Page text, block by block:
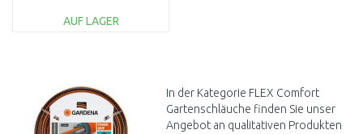
AUF LAGER
Vergleichen
In der Kategorie FLEX Comfort
Gartenschläuche finden Sie unser
Angebot an qualitativen Produkten